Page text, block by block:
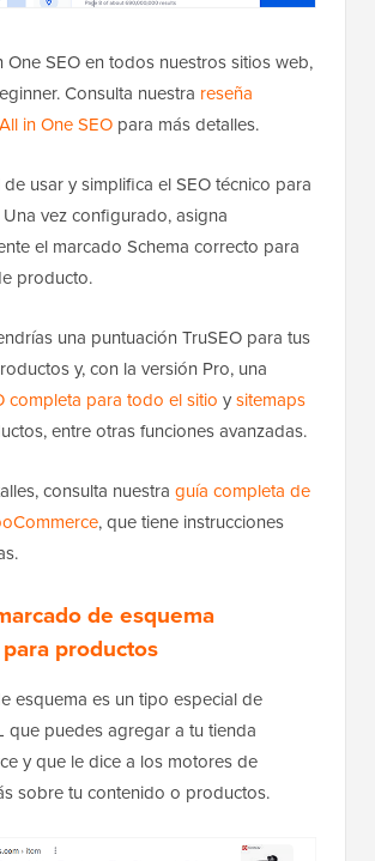
One SEO en todos nuestros sitios web,
Consulta nuestra reseña
in One SEO para más detalles.
usar y simplifica el SEO técnico para
vez configurado, asigna
el marcado Schema correcto para
producto.
una puntuación TruSEO para tus
y, con la versión Pro, una
completa para todo el sitio ysitemaps
entre otras funciones avanzadas.
consulta nuestra guía completa de
, que tiene instrucciones
de esquema
productos
esquema es un tipo especial de
que puedes agregar a tu tienda
y que le dice a los motores de
sobre tu contenido o productos.